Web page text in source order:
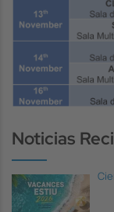
Noticias